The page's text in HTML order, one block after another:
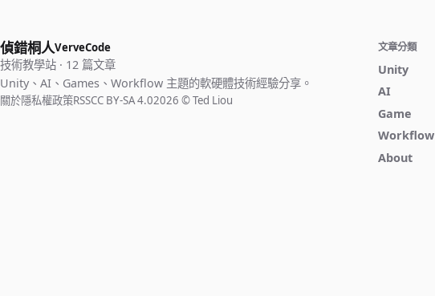
偵錯桐人VerveCode
技術教學站 · 12 篇文章
Unity、AI、Games、Workflow 主題的軟硬體技術經驗分享。
關於隱私權政策RSSCC BY-SA 4.02026 © Ted Liou
文章分類
Unity
AI
Game
Workflow
About